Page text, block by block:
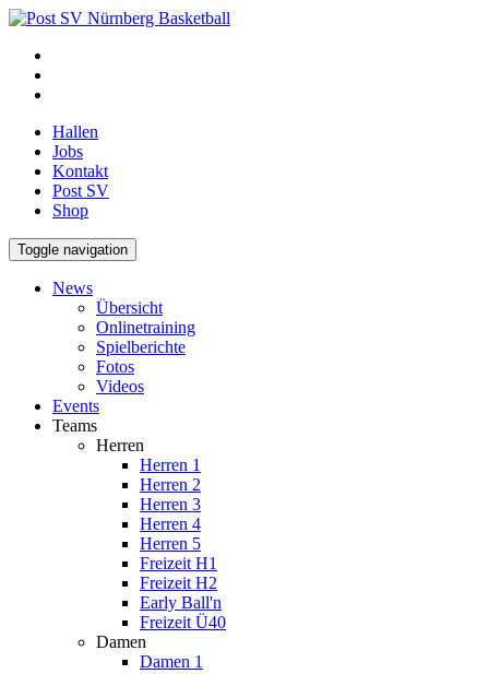
Hallen
Jobs
Kontakt
Post SV
Shop
Toggle navigation
News
Übersicht
Onlinetraining
Spielberichte
Fotos
Videos
Events
Teams
Herren
Herren 1
Herren 2
Herren 3
Herren 4
Herren 5
Freizeit H1
Freizeit H2
Early Ball'n
Freizeit Ü40
Damen
Damen 1